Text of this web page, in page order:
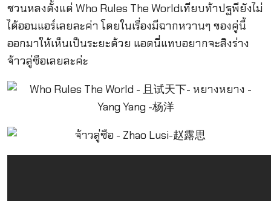
ชวนหลงตั้งแต่ Who Rules The Worldเทียบท้าปฐพียังไม่
ได้ออนแอร์เลยละค่า โดยในเรื่องมีฉากหวานๆ ของคู่นี้
ออกมาให้เห็นเป็นระยะด้วย แอดนี่แทบอยากจะสิงร่าง
จ้าวลู่ซือเลยละค่ะ